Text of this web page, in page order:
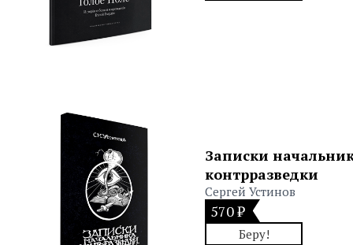
Записки
контрразведки
Сергей Устинов
570 ₽
Беру!